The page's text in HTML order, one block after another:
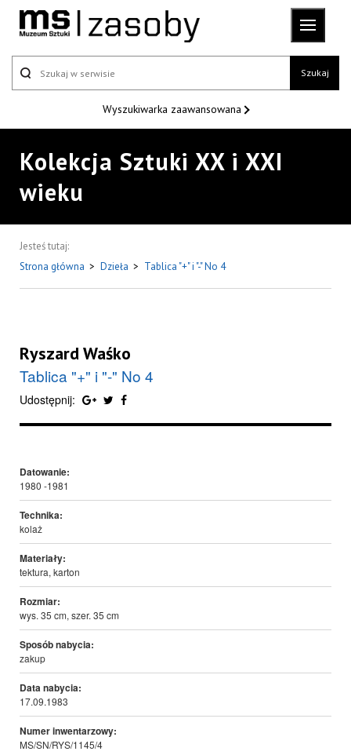
Szukaj
Wyszukiwarka zaawansowana
Kolekcja Sztuki XX i XXI
wieku
Jesteś tutaj:
Strona główna > Dzieła > Tablica "+" i "-" No 4
Ryszard Waśko
Tablica "+" i "-" No 4
Udostępnij:
Datowanie:
1980 -1981
Technika:
kolaż
Materiały:
tektura, karton
Rozmiar:
wys. 35 cm, szer. 35 cm
Sposób nabycia:
zakup
Data nabycia:
17.09.1983
Numer inwentarzowy:
MS/SN/RYS/1145/4